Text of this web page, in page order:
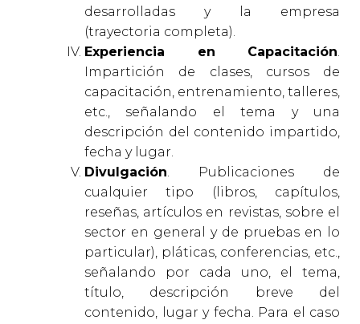
desarrolladas y la empresa
(trayectoria completa).
Experiencia en Capacitación.
Impartición de clases, cursos de
capacitación, entrenamiento, talleres,
etc., señalando el tema y una
descripción del contenido impartido,
fecha y lugar.
Divulgación. Publicaciones de
cualquier tipo (libros, capítulos,
reseñas, artículos en revistas, sobre el
sector en general y de pruebas en lo
particular), pláticas, conferencias, etc.,
señalando por cada uno, el tema,
título, descripción breve del
contenido, lugar y fecha. Para el caso